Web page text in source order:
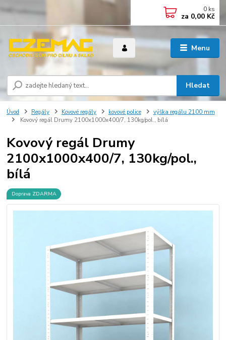
Menu
Hledat
0 ks
za 0,00 Kč
Úvod Regály Kovové regály kovové police
výška regálu 2100 mm
Kovový regál Drumy 2100x1000x400/7, 130kg/pol., bílá
Kovový regál Drumy
2100x1000x400/7, 130kg/pol.,
bílá
Doprava ZDARMA